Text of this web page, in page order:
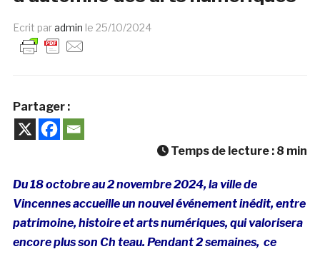
Ecrit paradmin le 25/10/2024
Partager :
Temps de lecture : 8 min
Du 18 octobre au 2 novembre 2024, la ville de
Vincennes accueille un nouvel événement inédit, entre
patrimoine, histoire et arts numériques, qui valorisera
encore plus son Ch teau. Pendant 2 semaines, ce